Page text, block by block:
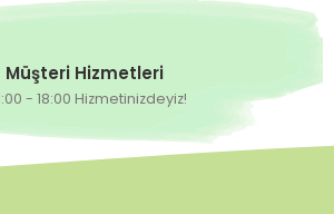
Müşteri Hizmetleri
- 18:00 Hizmetinizdeyiz!